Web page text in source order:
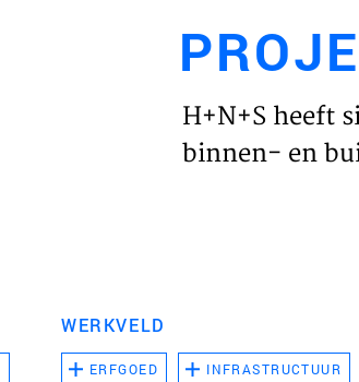
H+N+S heeft
binnen- en
WERKVELD
ERFGOED INFRASTRUCTUUR